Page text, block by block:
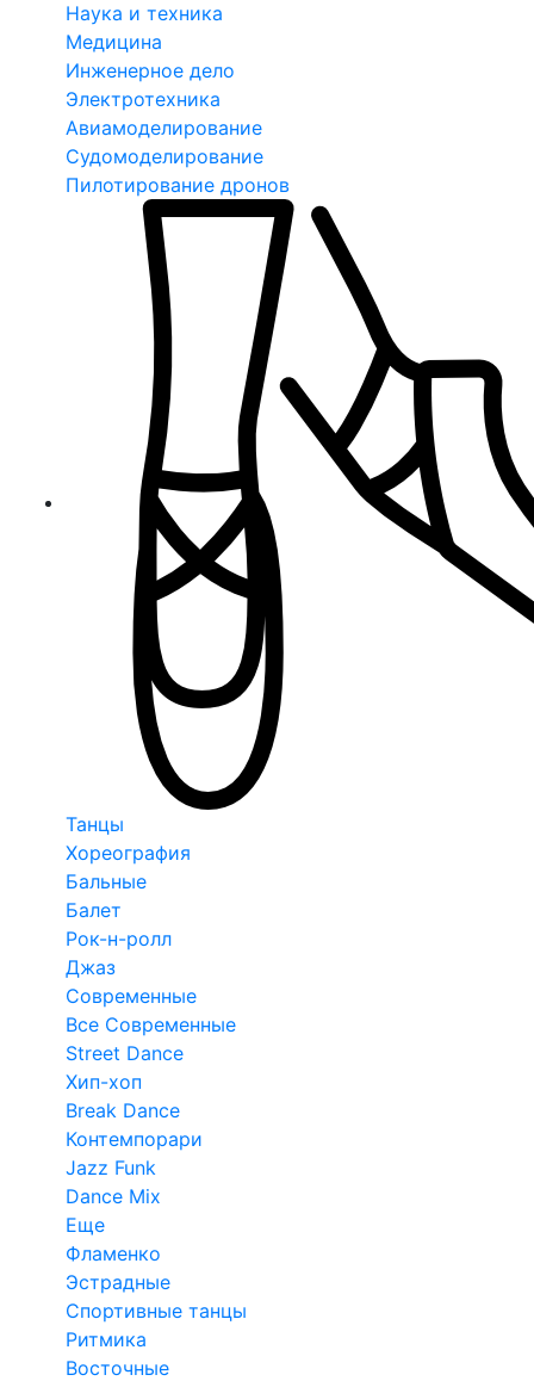
Наука и техника
Медицина
Инженерное дело
Электротехника
Авиамоделирование
Судомоделирование
Пилотирование дронов
Танцы
Хореография
Бальные
Балет
Рок-н-ролл
Джаз
Современные
Все Современные
Street Dance
Хип-хоп
Break Dance
Контемпорари
Jazz Funk
Dance Mix
Еще
Фламенко
Эстрадные
Спортивные танцы
Ритмика
Восточные